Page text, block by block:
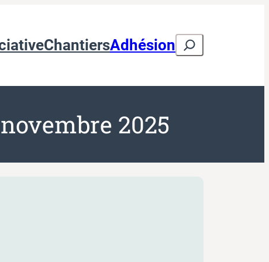
ChantiersAdhésion Search
2025